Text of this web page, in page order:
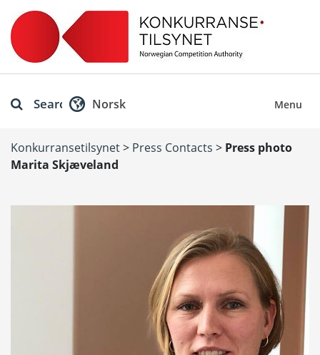
Search Menu
Norsk
Konkurransetilsynet> Press Contacts > Press photo
Marita Skjæveland